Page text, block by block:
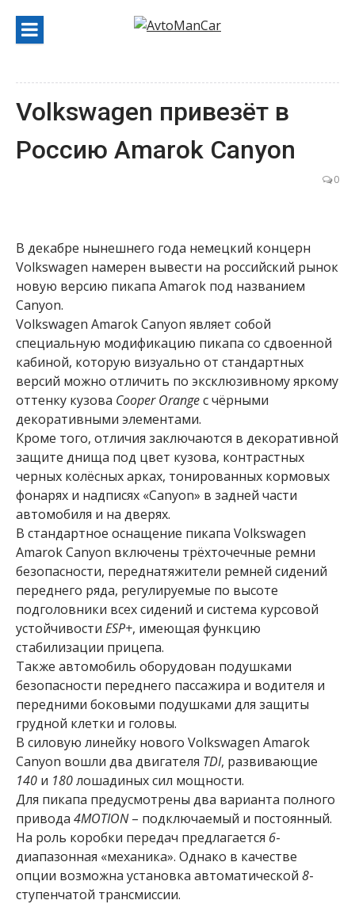
содержанию
Volkswagen привезёт в
Россию Amarok Canyon
0
В декабре нынешнего года немецкий концерн
Volkswagen намерен вывести на российский рынок
новую версию пикапа Amarok под названием
Canyon.
Volkswagen Amarok Canyon являет собой
специальную модификацию пикапа со сдвоенной
кабиной, которую визуально от стандартных
версий можно отличить по эксклюзивному яркому
оттенку кузова Cooper Orangeс чёрными
декоративными элементами.
Кроме того, отличия заключаются в декоративной
защите днища под цвет кузова, контрастных
черных колёсных арках, тонированных кормовых
фонарях и надписях «Canyon» в задней части
автомобиля и на дверях.
В стандартное оснащение пикапа Volkswagen
Amarok Canyon включены трёхточечные ремни
безопасности, переднатяжители ремней сидений
переднего ряда, регулируемые по высоте
подголовники всех сидений и система курсовой
устойчивости ESP+, имеющая функцию
стабилизации прицепа.
Также автомобиль оборудован подушками
безопасности переднего пассажира и водителя и
передними боковыми подушками для защиты
грудной клетки и головы.
В силовую линейку нового Volkswagen Amarok
Canyon вошли два двигателя TDI, развивающие
140 и 180лошадиных сил мощности.
Для пикапа предусмотрены два варианта полного
привода 4MOTION– подключаемый и постоянный.
На роль коробки передач предлагается 6-
диапазонная «механика». Однако в качестве
опции возможна установка автоматической 8-
ступенчатой трансмиссии.